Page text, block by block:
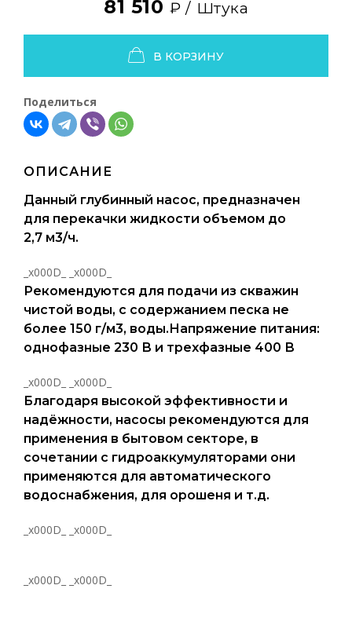
81 510 ₽ / Штука
В КОРЗИНУ
Поделиться
ОПИСАНИЕ
Данный глубинный насос, предназначен
для перекачки жидкости объемом до
2,7 м3/ч.
_x000D_ _x000D_
Рекомендуются для подачи из скважин
чистой воды, с содержанием песка не
более 150 г/м3, воды.Напряжение питания:
однофазные 230 В и трехфазные 400 В
_x000D_ _x000D_
Благодаря высокой эффективности и
надёжности, насосы рекомендуются для
применения в бытовом секторе, в
сочетании с гидроаккумуляторами они
применяются для автоматического
водоснабжения, для орошеня и т.д.
_x000D_ _x000D_
_x000D_ _x000D_